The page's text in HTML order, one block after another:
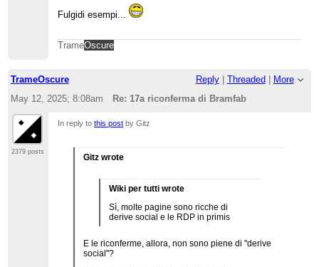
Fulgidi esempi...
TrameOscure
TrameOscure Reply| Threaded
More
May 12, 2025; 8:08am
Re: 17a riconferma di Bramfab
2379 posts
In reply tothis post by Gitz
Gitz wrote
Wiki per tutti wrote
Sì, molte pagine sono ricche di
derive social e le RDP in primis
E le riconferme, allora, non sono piene di "derive
social"?